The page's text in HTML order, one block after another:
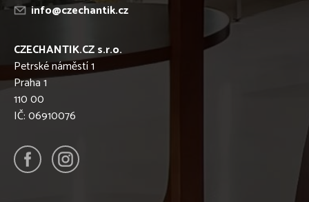
info@czechantik.cz
CZECHANTIK.CZ s.r.o.
Petrské náměstí 1
Praha 1
110 00
IČ: 06910076